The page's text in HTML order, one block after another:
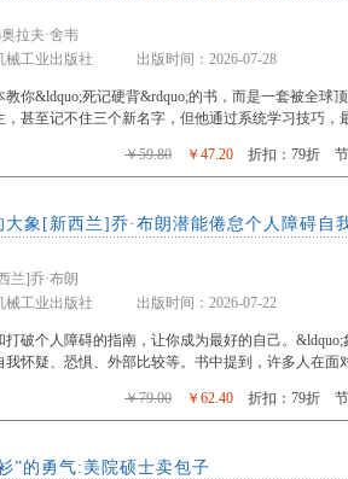
拉夫·舍韦
械工业出版社 出版时间：2026-07-28
教你&ldquo;死记硬背&rdquo;的书，而是一套被全球
，甚至记不住三个新名字，但他通过系统学习技巧，
￥59.80 ￥47.20 折扣：79折 节
大象[新西兰]乔·布朗潜能倦怠个人障碍自
兰]乔·布朗
械工业出版社 出版时间：2026-07-22
打破个人障碍的指南，让你成为最好的自己。
我怀疑、恐惧、外部比较等。书中提到，许多人在面
￥79.00 ￥62.40 折扣：79折 节
”的勇气:美院硕士卖包子